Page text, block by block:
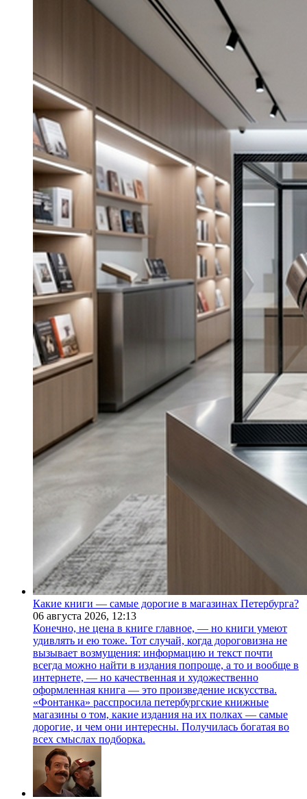
Какие книги — самые дорогие в магазинах Петербурга?
06 августа 2026, 12:13
Конечно, не цена в книге главное, — но книги умеют
удивлять и ею тоже. Тот случай, когда дороговизна не
вызывает возмущения: информацию и текст почти
всегда можно найти в издания попроще, а то и вообще в
интернете, — но качественная и художественно
оформленная книга — это произведение искусства.
«Фонтанка» расспросила петербургские книжные
магазины о том, какие издания на их полках — самые
дорогие, и чем они интересны. Получилась богатая во
всех смыслах подборка.